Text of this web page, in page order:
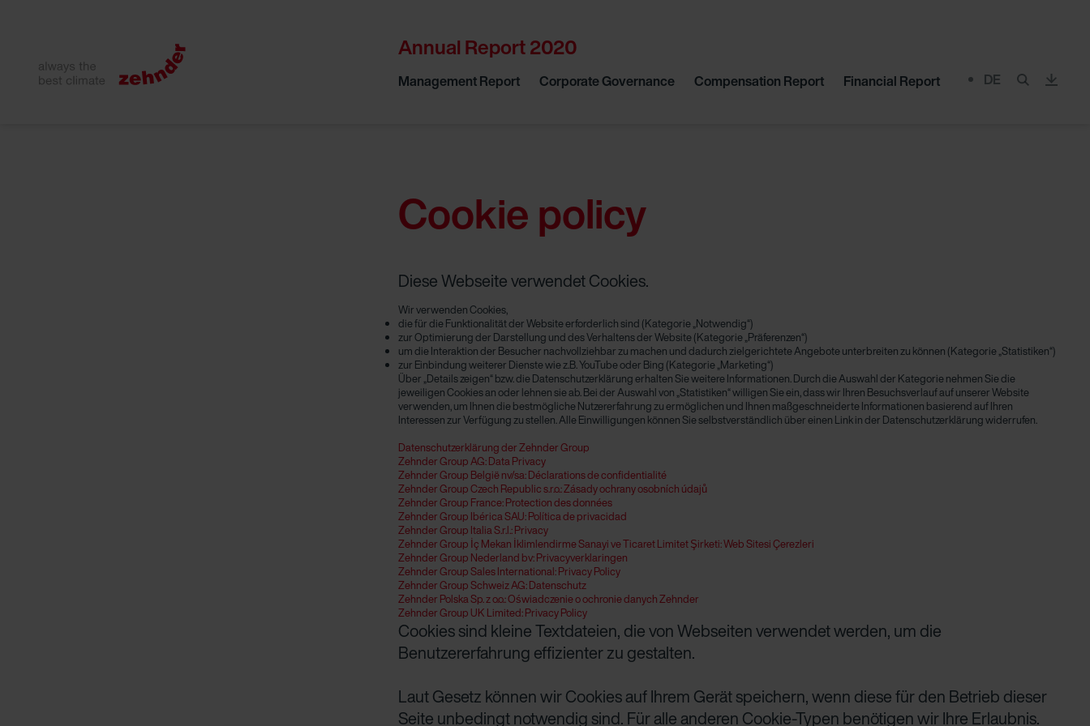
Annual Report 2020
Management Report Corporate Governance Compensation Report Financial Report DE
Cookie policy
Diese Webseite verwendet Cookies.
Wir verwenden Cookies,
die für die Funktionalität der Website erforderlich sind (Kategorie „Notwendig“)
zur Optimierung der Darstellung und des Verhaltens der Website (Kategorie „Präferenzen“)
um die Interaktion der Besucher nachvollziehbar zu machen und dadurch zielgerichtete Angebote unterbreiten zu können (Kategorie „Statistiken“)
zur Einbindung weiterer Dienste wie z.B. YouTube oder Bing (Kategorie „Marketing“)
Über „Details zeigen“ bzw. die Datenschutzerklärung erhalten Sie weitere Informationen. Durch die Auswahl der Kategorie nehmen Sie die
jeweiligen Cookies an oder lehnen sie ab. Bei der Auswahl von „Statistiken“ willigen Sie ein, dass wir Ihren Besuchsverlauf auf unserer Website
verwenden, um Ihnen die bestmögliche Nutzererfahrung zu ermöglichen und Ihnen maßgeschneiderte Informationen basierend auf Ihren
Interessen zur Verfügung zu stellen. Alle Einwilligungen können Sie selbstverständlich über einen Link in der Datenschutzerklärung widerrufen.
Datenschutzerklärung der Zehnder Group
Zehnder Group AG: Data Privacy
Zehnder Group België nv/sa: Déclarations de confidentialité
Zehnder Group Czech Republic s.r.o.: Zásady ochrany osobních údajů
Zehnder Group France: Protection des données
Zehnder Group Ibérica SAU: Política de privacidad
Zehnder Group Italia S.r.l.: Privacy
Zehnder Group İç Mekan İklimlendirme Sanayi ve Ticaret Limitet Şirketi: Web Sitesi Çerezleri
Zehnder Group Nederland bv: Privacyverklaringen
Zehnder Group Sales International: Privacy Policy
Zehnder Group Schweiz AG: Datenschutz
Zehnder Polska Sp. z o.o.: Oświadczenie o ochronie danych Zehnder
Zehnder Group UK Limited: Privacy Policy
Cookies sind kleine Textdateien, die von Webseiten verwendet werden, um die
Benutzererfahrung effizienter zu gestalten.
Laut Gesetz können wir Cookies auf Ihrem Gerät speichern, wenn diese für den Betrieb dieser
Seite unbedingt notwendig sind. Für alle anderen Cookie-Typen benötigen wir Ihre Erlaubnis.